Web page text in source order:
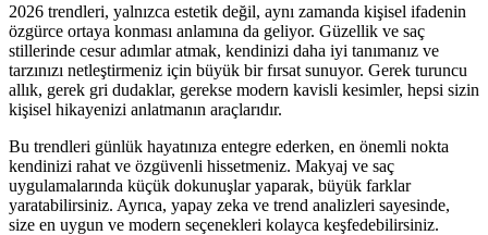
2026 trendleri, yalnızca estetik değil, aynı zamanda kişisel ifadenin
özgürce ortaya konması anlamına da geliyor. Güzellik ve saç
stillerinde cesur adımlar atmak, kendinizi daha iyi tanımanız ve
tarzınızı netleştirmeniz için büyük bir fırsat sunuyor. Gerek turuncu
allık, gerek gri dudaklar, gerekse modern kavisli kesimler, hepsi sizin
kişisel hikayenizi anlatmanın araçlarıdır.
Bu trendleri günlük hayatınıza entegre ederken, en önemli nokta
kendinizi rahat ve özgüvenli hissetmeniz. Makyaj ve saç
uygulamalarında küçük dokunuşlar yaparak, büyük farklar
yaratabilirsiniz. Ayrıca, yapay zeka ve trend analizleri sayesinde,
size en uygun ve modern seçenekleri kolayca keşfedebilirsiniz.